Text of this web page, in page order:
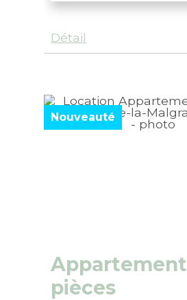
Détail
Nouveauté
Appartement
pièces